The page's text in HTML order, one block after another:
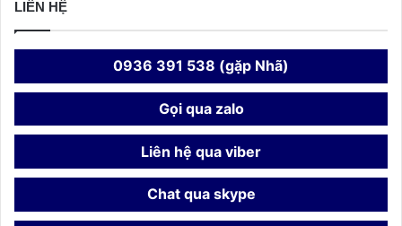
LIÊN HỆ
0936 391 538 (gặp Nhã)
Gọi qua zalo
Liên hệ qua viber
Chat qua skype